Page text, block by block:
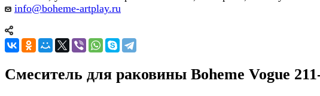
info@boheme-artplay.ru
Смеситель для раковины Boheme Vogue